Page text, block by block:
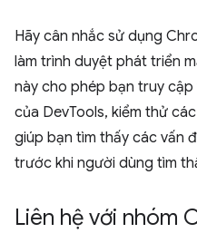
Hãy cân nhắc sử dụng
làm trình duyệt phát triển
này cho phép bạn truy
của DevTools, kiểm thử
giúp bạn tìm thấy các vấn
trước khi người dùng tìm
Liên hệ với nhóm